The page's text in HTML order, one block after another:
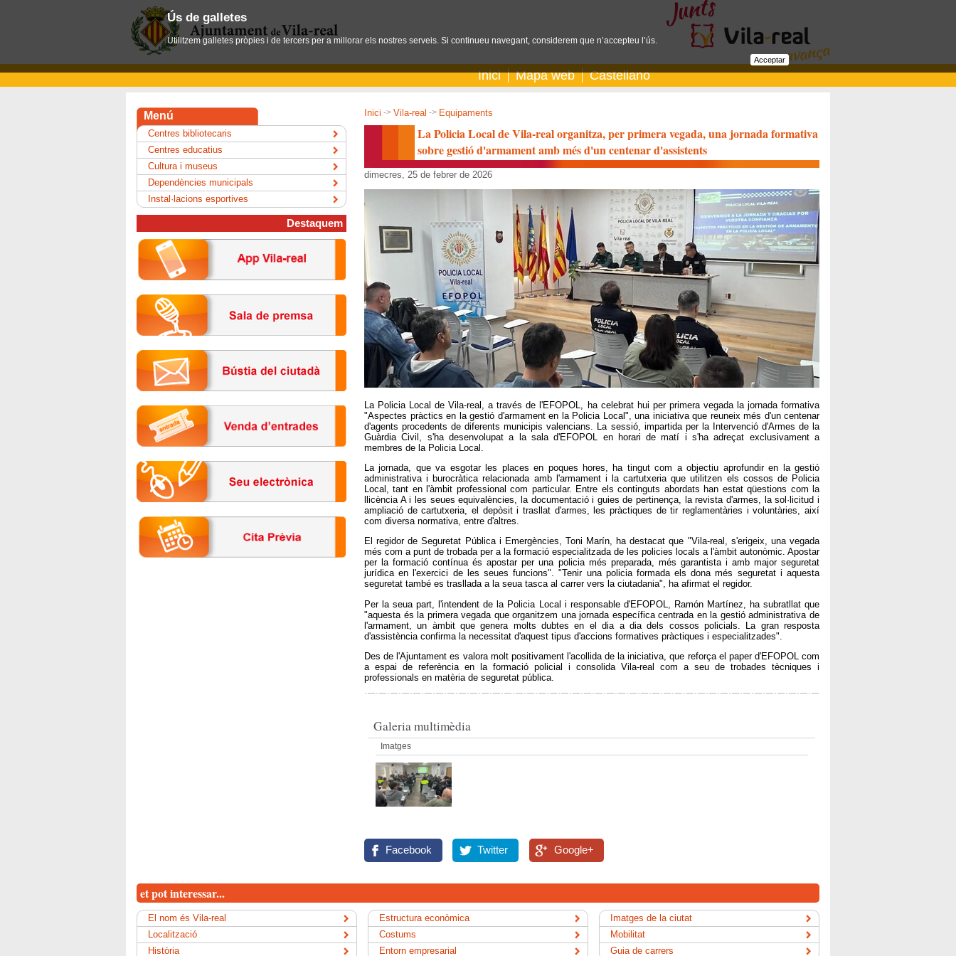
Inici Mapa web Castellano
Inici -> Vila-real -> Equipaments
La Policia Local de Vila-real organitza, per primera vegada, una jornada formativa
sobre gestió d'armament amb més d'un centenar d'assistents
dimecres, 25 de febrer de 2026
La Policia Local de Vila-real, a través de l'EFOPOL, ha celebrat hui per primera vegada la jornada formativa
"Aspectes pràctics en la gestió d'armament en la Policia Local", una iniciativa que reuneix més d'un centenar
d'agents procedents de diferents municipis valencians. La sessió, impartida per la Intervenció d'Armes de la
Guàrdia Civil, s'ha desenvolupat a la sala d'EFOPOL en horari de matí i s'ha adreçat exclusivament a
membres de la Policia Local.
La jornada, que va esgotar les places en poques hores, ha tingut com a objectiu aprofundir en la gestió
administrativa i burocràtica relacionada amb l'armament i la cartutxeria que utilitzen els cossos de Policia
Local, tant en l'àmbit professional com particular. Entre els continguts abordats han estat qüestions com la
llicència A i les seues equivalències, la documentació i guies de pertinença, la revista d'armes, la sol·licitud i
ampliació de cartutxeria, el depòsit i trasllat d'armes, les pràctiques de tir reglamentàries i voluntàries, així
com diversa normativa, entre d'altres.
El regidor de Seguretat Pública i Emergències, Toni Marín, ha destacat que "Vila-real, s'erigeix, una vegada
més com a punt de trobada per a la formació especialitzada de les policies locals a l'àmbit autonòmic. Apostar
per la formació contínua és apostar per una policia més preparada, més garantista i amb major seguretat
jurídica en l'exercici de les seues funcions". "Tenir una policia formada els dona més seguretat i aquesta
seguretat també es trasllada a la seua tasca al carrer vers la ciutadania", ha afirmat el regidor.
Per la seua part, l'intendent de la Policia Local i responsable d'EFOPOL, Ramón Martínez, ha subratllat que
"aquesta és la primera vegada que organitzem una jornada específica centrada en la gestió administrativa de
l'armament, un àmbit que genera molts dubtes en el dia a dia dels cossos policials. La gran resposta
d'assistència confirma la necessitat d'aquest tipus d'accions formatives pràctiques i especialitzades".
Des de l'Ajuntament es valora molt positivament l'acollida de la iniciativa, que reforça el paper d'EFOPOL com
a espai de referència en la formació policial i consolida Vila-real com a seu de trobades tècniques i
professionals en matèria de seguretat pública.
Galeria multimèdia
Imatges
Facebook Twitter Google+
Menú
Centres bibliotecaris
Centres educatius
Cultura i museus
Dependències municipals
Instal·lacions esportives
Destaquem
et pot interessar...
El nom és Vila-real
Localització
Història
Estructura econòmica
Costums
Entorn empresarial
Imatges de la ciutat
Mobilitat
Guia de carrers
Ús de galletes
Utilitzem galletes pròpies i de tercers per a millorar els nostres serveis. Si continueu navegant, considerem que n’accepteu l’ús.
Acceptar